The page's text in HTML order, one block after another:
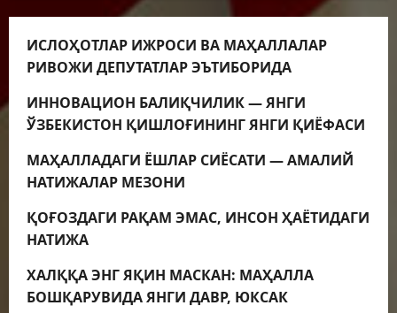
ИСЛОҲОТЛАР ИЖРОСИ ВА МАҲАЛЛАЛАР
РИВОЖИ ДЕПУТАТЛАР ЭЪТИБОРИДА
ИННОВАЦИОН БАЛИҚЧИЛИК — ЯНГИ
ЎЗБЕКИСТОН ҚИШЛОҒИНИНГ ЯНГИ ҚИЁФАСИ
МАҲАЛЛАДАГИ ЁШЛАР СИЁСАТИ — АМАЛИЙ
НАТИЖАЛАР МЕЗОНИ
ҚОҒОЗДАГИ РАҚАМ ЭМАС, ИНСОН ҲАЁТИДАГИ
НАТИЖА
ХАЛҚҚА ЭНГ ЯҚИН МАСКАН: МАҲАЛЛА
БОШҚАРУВИДА ЯНГИ ДАВР, ЮКСАК